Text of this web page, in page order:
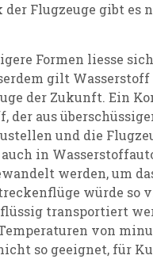
Flugzeuge gibt es
Formen liesse
gilt Wasserstoff
der Zukunft. Ein
der aus
und die
in
werden, um
würde so
transportiert
von
so geeignet, für